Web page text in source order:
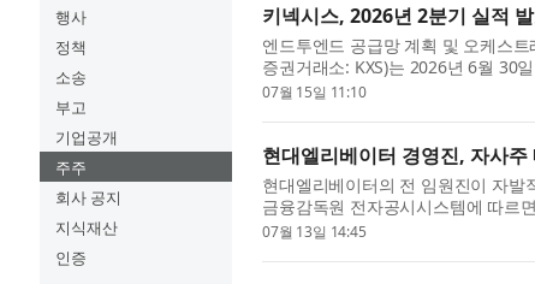
행사
정책
소송
부고
기업공개
주주
회사 공지
지식재산
인증
키넥시스, 2026년 2분기 실적
엔드투엔드 공급망 계획 및 오케스
증권거래소: KXS)는 2026년 6월 30
을 발표했다. 컨퍼런스 콜은 라자트
07월 15일 11:10
현대엘리베이터 경영진, 자사
현대엘리베이터의 전 임원진이 자발
금융감독원 전자공시시스템에 따르
의 자사주를 취득했다. 매입은 지난 6
07월 13일 14:45